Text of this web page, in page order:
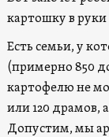
картошку в руки
Есть семьи, у
(примерно 850
картофелю не
или 120 драмов,
Допустим, мы